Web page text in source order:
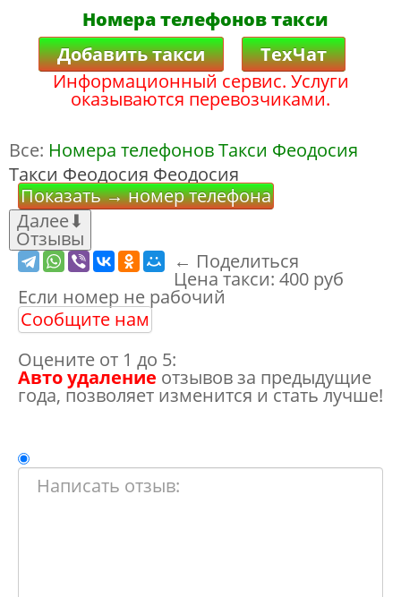
Номера телефонов такси
Добавить такси
ТехЧат
Информационный сервис. Услуги
оказываются перевозчиками.
Все: Номера телефонов Такси Феодосия
Такси Феодосия Феодосия
Показать → номер телефона
Далее⬇
Отзывы
← Поделиться
Цена такси: 400 руб
Если номер не рабочий
Сообщите нам
Оцените от 1 до 5:
Авто удаление отзывов за предыдущие
года, позволяет изменится и стать лучше!